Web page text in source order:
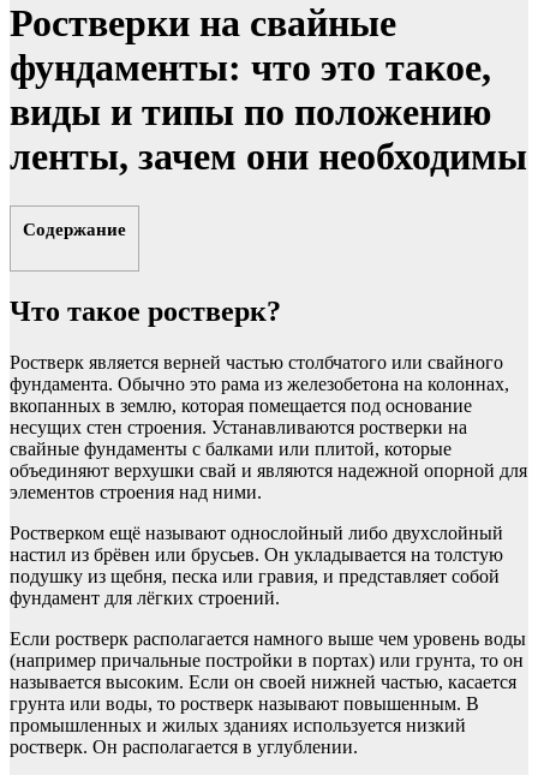
Ростверки на свайные
фундаменты: что это такое,
виды и типы по положению
ленты, зачем они необходимы
Содержание
Что такое ростверк?
Ростверк является верней частью столбчатого или свайного
фундамента. Обычно это рама из железобетона на колоннах,
вкопанных в землю, которая помещается под основание
несущих стен строения. Устанавливаются ростверки на
свайные фундаменты с балками или плитой, которые
объединяют верхушки свай и являются надежной опорной для
элементов строения над ними.
Ростверком ещё называют однослойный либо двухслойный
настил из брёвен или брусьев. Он укладывается на толстую
подушку из щебня, песка или гравия, и представляет собой
фундамент для лёгких строений.
Если ростверк располагается намного выше чем уровень воды
(например причальные постройки в портах) или грунта, то он
называется высоким. Если он своей нижней частью, касается
грунта или воды, то ростверк называют повышенным. В
промышленных и жилых зданиях используется низкий
ростверк. Он располагается в углублении.